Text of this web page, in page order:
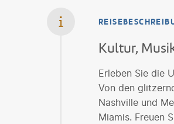
Kultur,
Erleben Sie die
Von den
Nashville und
Miamis. Freuen